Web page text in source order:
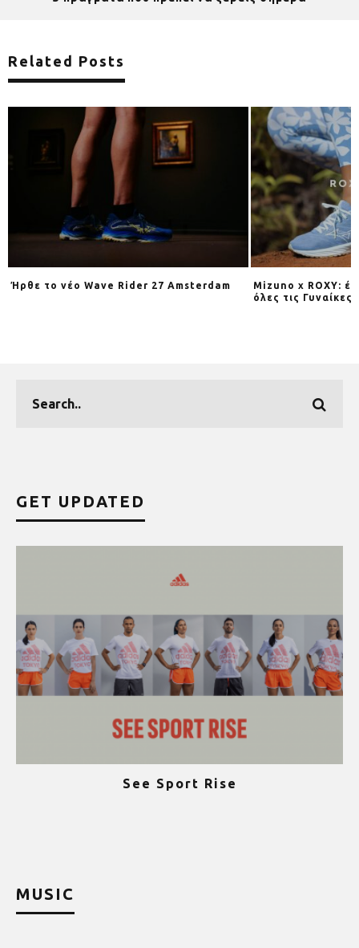
Related Posts
Ήρθε το νέο Wave Rider 27 Amsterdam
Mizuno x ROXY:
όλες τις Γυναίκες
GET UPDATED
See Sport Rise
MUSIC